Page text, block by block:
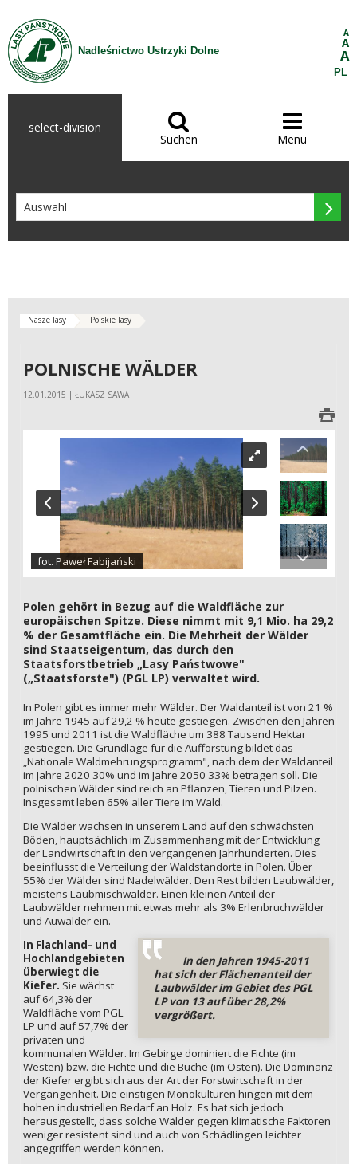
Zum Inhalt wechseln
Nadleśnictwo Ustrzyki Dolne
A
A
A
PL
select-division 
Suchen

Menü

Nasze lasy Polskie lasy
POLNISCHE WÄLDER
12.01.2015 | ŁUKASZ SAWA
fot. Paweł Fabijański
Polen gehört in Bezug auf die Waldfläche zur
europäischen Spitze. Diese nimmt mit 9,1 Mio. ha 29,2
% der Gesamtfläche ein. Die Mehrheit der Wälder
sind Staatseigentum, das durch den
Staatsforstbetrieb „Lasy Państwowe"
(„Staatsforste") (PGL LP) verwaltet wird.
In Polen gibt es immer mehr Wälder. Der Waldanteil ist von 21 %
im Jahre 1945 auf 29,2 % heute gestiegen. Zwischen den Jahren
1995 und 2011 ist die Waldfläche um 388 Tausend Hektar
gestiegen. Die Grundlage für die Aufforstung bildet das
„Nationale Waldmehrungsprogramm", nach dem der Waldanteil
im Jahre 2020 30% und im Jahre 2050 33% betragen soll. Die
polnischen Wälder sind reich an Pflanzen, Tieren und Pilzen.
Insgesamt leben 65% aller Tiere im Wald.
Die Wälder wachsen in unserem Land auf den schwächsten
Böden, hauptsächlich im Zusammenhang mit der Entwicklung
der Landwirtschaft in den vergangenen Jahrhunderten. Dies
beeinflusst die Verteilung der Waldstandorte in Polen. Über
55% der Wälder sind Nadelwälder. Den Rest bilden Laubwälder,
meistens Laubmischwälder. Einen kleinen Anteil der
Laubwälder nehmen mit etwas mehr als 3% Erlenbruchwälder
und Auwälder ein.
In den Jahren 1945-2011
hat sich der Flächenanteil der
Laubwälder im Gebiet des PGL
LP von 13 auf über 28,2%
vergrößert.
In Flachland- und
Hochlandgebieten
überwiegt die
Kiefer. Sie wächst
auf 64,3% der
Waldfläche vom PGL
LP und auf 57,7% der
privaten und
kommunalen Wälder. Im Gebirge dominiert die Fichte (im
Westen) bzw. die Fichte und die Buche (im Osten). Die Dominanz
der Kiefer ergibt sich aus der Art der Forstwirtschaft in der
Vergangenheit. Die einstigen Monokulturen hingen mit dem
hohen industriellen Bedarf an Holz. Es hat sich jedoch
herausgestellt, dass solche Wälder gegen klimatische Faktoren
weniger resistent sind und auch von Schädlingen leichter
angegriffen werden können.